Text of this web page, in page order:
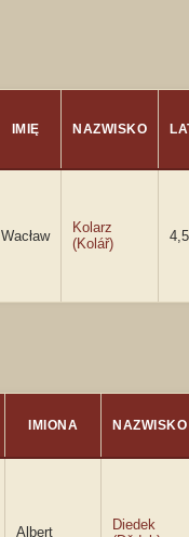
IMIĘ NAZWISKO
Wacław
Kolarz
(Kolář)
4,5
IMIONA NAZWISKO
Albert
Diedek